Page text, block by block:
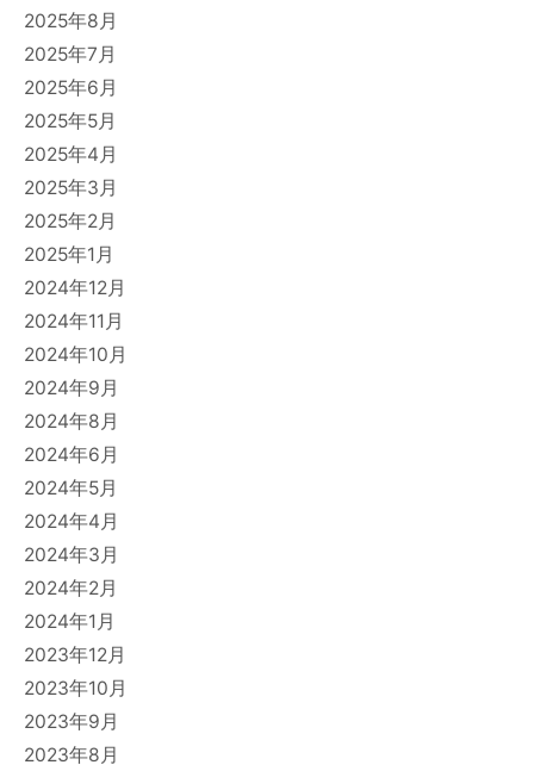
2025年8月
2025年7月
2025年6月
2025年5月
2025年4月
2025年3月
2025年2月
2025年1月
2024年12月
2024年11月
2024年10月
2024年9月
2024年8月
2024年6月
2024年5月
2024年4月
2024年3月
2024年2月
2024年1月
2023年12月
2023年10月
2023年9月
2023年8月